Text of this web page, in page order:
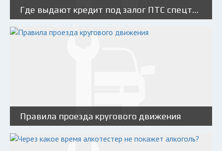
Где выдают кредит под залог ПТС спецтехники: условия и особенности
Правила проезда кругового движения